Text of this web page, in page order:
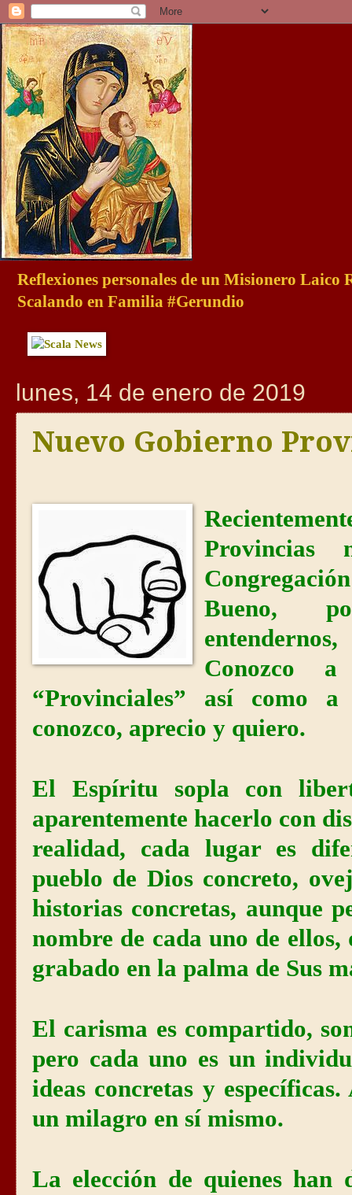
Reflexiones personales de un Misionero Laico
Scalando en Familia #Gerundio
lunes, 14 de enero de 2019
Nuevo Gobierno
Provincias
Bueno,
Conozco
“Provinciales” así como
conozco, aprecio y quiero.
El Espíritu sopla con
aparentemente hacerlo con
realidad, cada lugar es
pueblo de Dios concreto,
historias concretas, aunque
nombre de cada uno de ellos,
grabado en la palma de Sus
El carisma es compartido,
pero cada uno es un
ideas concretas y
un milagro en sí mismo.
La elección de quienes han